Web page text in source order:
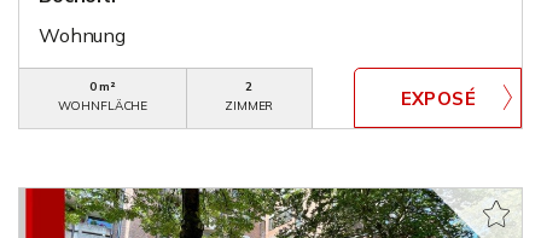
Wohnung
0 m²
WOHNFLÄCHE
2
ZIMMER